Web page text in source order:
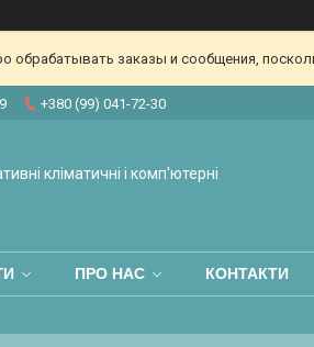
обрабатывать заказы и сообщения,
+380 (99) 041-72-30
кліматичні і комп'ютерні
ПРО НАС КОНТАКТИ